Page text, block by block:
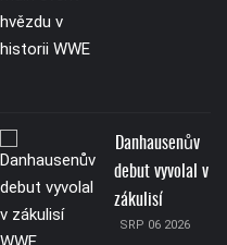
Danhausenův
debut vyvolal v
zákulisí
SRP 06 2026